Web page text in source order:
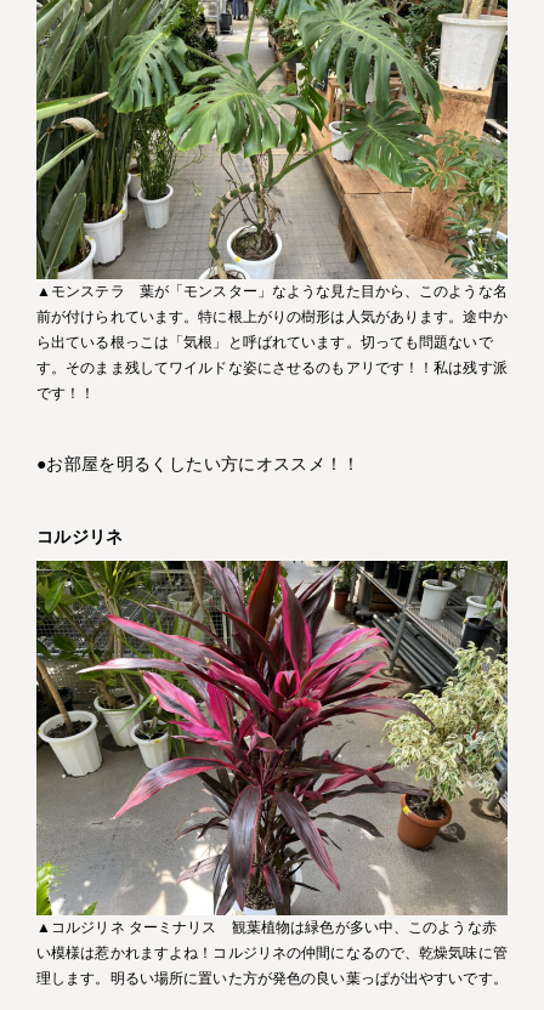
▲モンステラ 葉が「モンスター」なような見た目から、このような名
前が付けられています。特に根上がりの樹形は人気があります。途中か
ら出ている根っこは「気根」と呼ばれています。切っても問題ないで
す。そのまま残してワイルドな姿にさせるのもアリです！！私は残す派
です！！
●お部屋を明るくしたい方にオススメ！！
コルジリネ
▲コルジリネ ターミナリス 観葉植物は緑色が多い中、このような赤
い模様は惹かれますよね！コルジリネの仲間になるので、乾燥気味に管
理します。明るい場所に置いた方が発色の良い葉っぱが出やすいです。